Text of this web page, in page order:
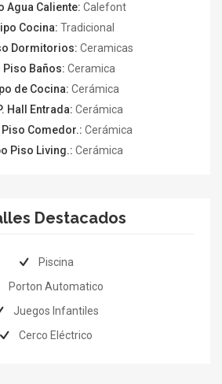
Agua Caliente: Calefont
Cocina: Tradicional
Dormitorios: Ceramicas
Piso Baños: Ceramica
de Cocina: Cerámica
Hall Entrada: Cerámica
Comedor.: Cerámica
Piso Living.: Cerámica
Destacados
Piscina
Porton Automatico
Juegos Infantiles
Cerco Eléctrico